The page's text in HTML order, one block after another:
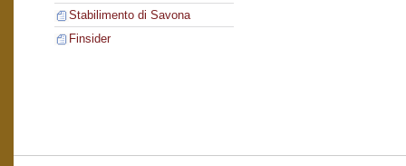
Stabilimento di Savona
Finsider